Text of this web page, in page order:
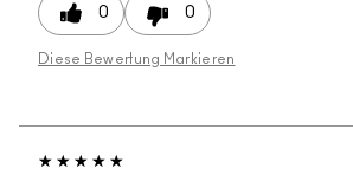
0 0
Diese Bewertung Markieren